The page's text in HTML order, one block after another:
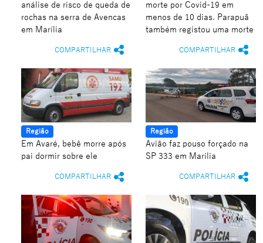
análise de risco de queda de
rochas na serra de Avencas
em Marília
COMPARTILHAR
morte por Covid-19 em
menos de 10 dias. Parapuã
também registou uma morte
COMPARTILHAR
Região
Em Avaré, bebê morre após
pai dormir sobre ele
COMPARTILHAR
Região
Avião faz pouso forçado na
SP 333 em Marília
COMPARTILHAR